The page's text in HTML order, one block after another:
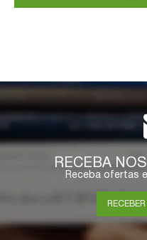
RECEBA
Receba ofertas